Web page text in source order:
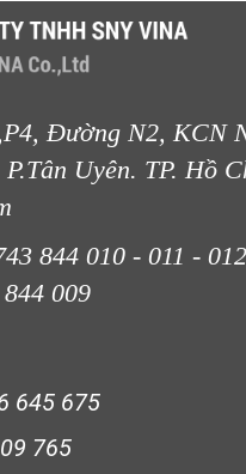
Đường N2, KCN
Uyên. TP. Hồ
844 010 - 011
009
645 675
765